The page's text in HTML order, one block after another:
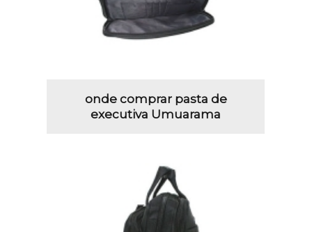
onde comprar pasta de
executiva Umuarama